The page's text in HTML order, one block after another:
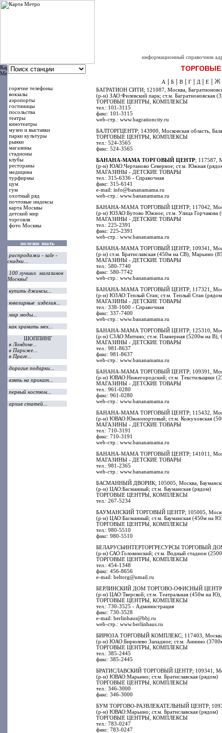
информационный справочник
ТОРГОВЫЕ
А Б В Г Д Е |
горячие телефоны
вокзалы
аэропорты
гостиницы
посольства
театры
кинотеатры
музеи и выставки
парки культуры
рынки
магазины
стадионы
клубы
рестораны
медицина
турфирмы
цум
гум
охотный ряд
почтовые индексы
карта Москвы
детский мир
торговля
фото Москвы
полезно знать
распродажи - sale -
скидки...
100 лучших магазинов
Москвы!
купить джинсы...
ювелирные изделия...
мир моды...
как хранить мех...
ШОППИНГ
в Лондоне...
в Париже...
в Праге...
дорогие подарки...
взять на прокат...
первый костюм...
архив статей...
БАГРАТИОН СИТИ; 121087, Москва,
(р-н) ЗАО:Филевский парк; ст.м. Багратионовская
ТОРГОВЫЕ ЦЕНТРЫ, КОМПЛЕКСЫ
тел.: 101-3115
факс: 101-3115
web-стр.: www.bagrationcity.ru
БАЛТОРГЦЕНТР; 143900, Московская область,
ТОРГОВЫЕ ЦЕНТРЫ, КОМПЛЕКСЫ
тел.: 524-3565
факс: 524-3565
БАНАНА-МАМА ТОРГОВЫЙ ЦЕНТР; 117587,
(р-н) ЮАО:Чертаново Северное; ст.м. Южная
МАГАЗИНЫ - ДЕТСКИЕ ТОВАРЫ
тел.: 315-6336 - Справочная
факс: 315-6141
e-mail: info@bananamama.ru
web-стр.: www.bananamama.ru
БАНАНА-МАМА ТОРГОВЫЙ ЦЕНТР; 117042,
(р-н) ЮЗАО:Бутово Южное; ст.м. Улица Горчакова
МАГАЗИНЫ - ДЕТСКИЕ ТОВАРЫ
тел.: 225-2391
факс: 225-2391
web-стр.: www.bananamama.ru
БАНАНА-МАМА ТОРГОВЫЙ ЦЕНТР; 109341,
(р-н) ст.м. Братиславская (450м на СВ), Марьино
МАГАЗИНЫ - ДЕТСКИЕ ТОВАРЫ
тел.: 580-7740
факс: 580-7742
web-стр.: www.bananamama.ru
БАНАНА-МАМА ТОРГОВЫЙ ЦЕНТР; 117321,
(р-н) ЮЗАО:Теплый Стан; ст.м. Теплый Стан
МАГАЗИНЫ - ДЕТСКИЕ ТОВАРЫ
тел.: 338-1600 - Справочная
факс: 337-7400
web-стр.: www.bananamama.ru
БАНАНА-МАМА ТОРГОВЫЙ ЦЕНТР; 125310,
(р-н) СЗАО:Митино; ст.м. Планерная (5200м на В),
МАГАЗИНЫ - ДЕТСКИЕ ТОВАРЫ
тел.: 981-8637
факс: 981-8637
web-стр.: www.bananamama.ru
БАНАНА-МАМА ТОРГОВЫЙ ЦЕНТР; 109391,
(р-н) ЮВАО:Нижегородский; ст.м. Текстильщики
МАГАЗИНЫ - ДЕТСКИЕ ТОВАРЫ
тел.: 961-0280
факс: 961-0280
web-стр.: www.bananamama.ru
БАНАНА-МАМА ТОРГОВЫЙ ЦЕНТР; 115432,
(р-н) ЮВАО:Южнопортовый; ст.м. Кожуховская
МАГАЗИНЫ - ДЕТСКИЕ ТОВАРЫ
тел.: 710-3191
факс: 710-3191
web-стр.: www.bananamama.ru
БАНАНА-МАМА ТОРГОВЫЙ ЦЕНТР; 141011,
МАГАЗИНЫ - ДЕТСКИЕ ТОВАРЫ
тел.: 981-2365
web-стр.: www.bananamama.ru
БАСМАННЫЙ ДВОРИК; 105005, Москва,
(р-н) ЦАО:Басманный; ст.м. Бауманская (рядом)
ТОРГОВЫЕ ЦЕНТРЫ, КОМПЛЕКСЫ
тел.: 267-5234
БАУМАНСКИЙ ТОРГОВЫЙ ЦЕНТР; 105005,
(р-н) ЦАО:Басманный; ст.м. Бауманская (450м на
ТОРГОВЫЕ ЦЕНТРЫ, КОМПЛЕКСЫ
тел.: 980-5510
факс: 980-5510
БЕЛАРУСЬИНТЕРТОРГРЕСУРСЫ ТОРГОВЫЙ ДОМ;
(р-н) САО:Головинский; ст.м. Водный стадион
ТОРГОВЫЕ ЦЕНТРЫ, КОМПЛЕКСЫ
тел.: 454-1348
факс: 456-8656
e-mail: beltorg@umail.ru
БЕРЛИНСКИЙ ДОМ ТОРГОВО-ОФИСНЫЙ ЦЕНТР;
(р-н) ЦАО:Тверской; ст.м. Театральная (450м на
ТОРГОВЫЕ ЦЕНТРЫ, КОМПЛЕКСЫ
тел.: 730-3525 - Администрация
факс: 730-3528
e-mail: berlinhaus@bbj.ru
web-стр.: www.berlinhaus.ru
БИРЮЗА ТОРГОВЫЙ КОМПЛЕКС; 117403, Москва,
(р-н) ЮАО:Бирюлево Западное; ст.м. Аннино
ТОРГОВЫЕ ЦЕНТРЫ, КОМПЛЕКСЫ
тел.: 385-2445
факс: 385-2445
БРАТИСЛАВСКИЙ ТОРГОВЫЙ ЦЕНТР; 109341,
(р-н) ЮВАО:Марьино; ст.м. Братиславская (рядом)
ТОРГОВЫЕ ЦЕНТРЫ, КОМПЛЕКСЫ
тел.: 346-3000
факс: 346-3000
БУМ ТОРГОВО-РАЗВЛЕКАТЕЛЬНЫЙ ЦЕНТР;
(р-н) ЮВАО:Марьино; ст.м. Братиславская (рядом)
ТОРГОВЫЕ ЦЕНТРЫ, КОМПЛЕКСЫ
тел.: 783-0247
факс: 783-0247